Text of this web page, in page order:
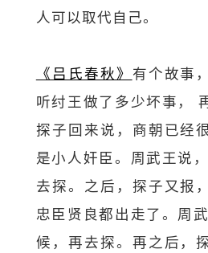
人可以取代自己。
《吕氏春秋》 有个故事
听纣王做了多少坏事，
探子回来说，商朝已经
是小人奸臣。周武王说
去探。之后，探子又报
忠臣贤良都出走了。周
候，再去探。再之后，